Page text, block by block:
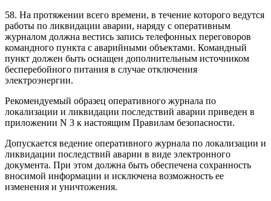
58. На протяжении всего времени, в течение которого ведутся
работы по ликвидации аварии, наряду с оперативным
журналом должна вестись запись телефонных переговоров
командного пункта с аварийными объектами. Командный
пункт должен быть оснащен дополнительным источником
бесперебойного питания в случае отключения
электроэнергии.
Рекомендуемый образец оперативного журнала по
локализации и ликвидации последствий аварии приведен в
приложении N 3 к настоящим Правилам безопасности.
Допускается ведение оперативного журнала по локализации и
ликвидации последствий аварии в виде электронного
документа. При этом должна быть обеспечена сохранность
вносимой информации и исключена возможность ее
изменения и уничтожения.